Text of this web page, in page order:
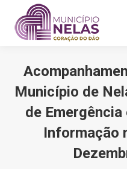
Município de
de
Informação